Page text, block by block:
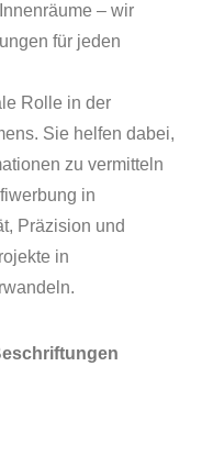
– wir
für jeden
Rolle in der
Sie helfen dabei,
zu vermitteln
in
Präzision und
in